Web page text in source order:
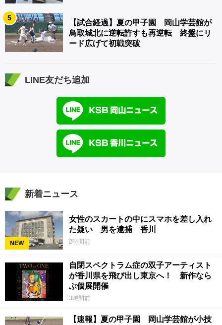
5
【試合経過】夏の甲子園 岡山学芸館が
鳥取城北に逆転許すも再逆転 終盤にリ
ード広げて初戦突破
LINE友だち追加
新着ニュース
NEW
女性のスカートの中にスマホを差し入れ
た疑い 男を逮捕 香川
2時間前
自閉スペクトラム症の双子アーティスト
が香川県を飛び出し東京へ！ 新作なら
ぶ個展開催
3時間前
【速報】夏の甲子園 岡山学芸館が小技